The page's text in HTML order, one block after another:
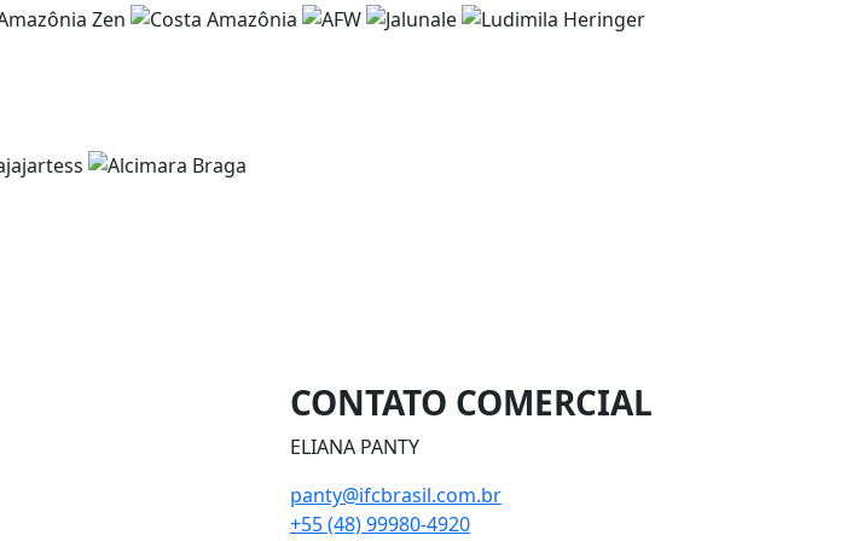
CONTATO COMERCIAL
ELIANA PANTY
panty@ifcbrasil.com.br
+55 (48) 99980-4920